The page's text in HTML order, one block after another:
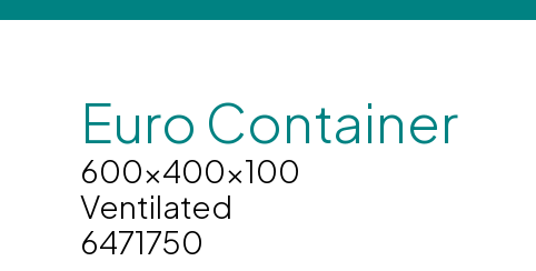
Euro Container
600x400x100
Ventilated
6471750